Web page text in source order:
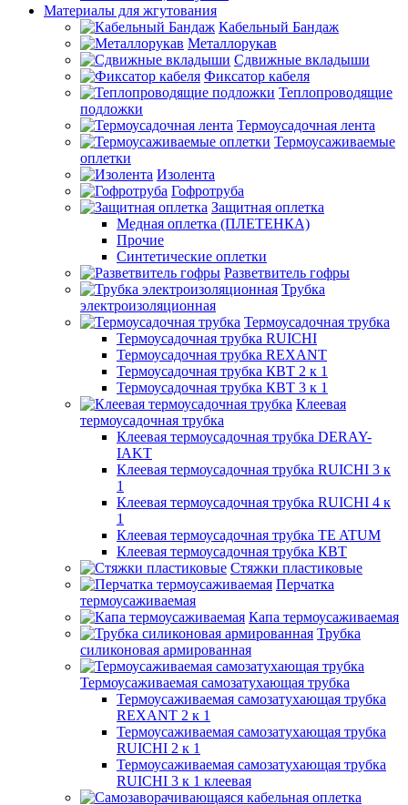
Материалы для жгутования
Кабельный Бандаж
Металлорукав
Сдвижные вкладыши
Фиксатор кабеля
Теплопроводящие
подложки
Термоусадочная лента
Термоусаживаемые
оплетки
Изолента
Гофротруба
Защитная оплетка
Медная оплетка (ПЛЕТЕНКА)
Прочие
Синтетические оплетки
Разветвитель гофры
Трубка
электроизоляционная
Термоусадочная трубка
Термоусадочная трубка RUICHI
Термоусадочная трубка REXANT
Термоусадочная трубка КВТ 2 к 1
Термоусадочная трубка КВТ 3 к 1
Клеевая
термоусадочная трубка
Клеевая термоусадочная трубка DERAY-
IAKT
Клеевая термоусадочная трубка RUICHI 3 к
1
Клеевая термоусадочная трубка RUICHI 4 к
1
Клеевая термоусадочная трубка TE ATUM
Клеевая термоусадочная трубка КВТ
Стяжки пластиковые
Перчатка
термоусаживаемая
Капа термоусаживаемая
Трубка
силиконовая армированная
Термоусаживаемая самозатухающая трубка
Термоусаживаемая самозатухающая трубка
REXANT 2 к 1
Термоусаживаемая самозатухающая трубка
RUICHI 2 к 1
Термоусаживаемая самозатухающая трубка
RUICHI 3 к 1 клеевая